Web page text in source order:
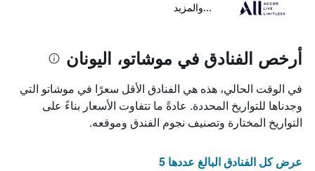
...والمزيد
أرخص الفنادق في موشاتو، اليونان
في الوقت الحالي، هذه هي الفنادق الأقل سعرًا في موشاتو التي
وجدناها للتواريخ المحددة. عادةً ما تتفاوت الأسعار بناءً على
التواريخ المختارة وتصنيف نجوم الفندق وموقعه.
عرض كل الفنادق البالغ عددها 5